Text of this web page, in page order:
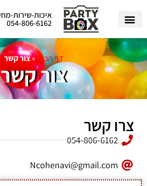
איכות-שירות-
054-806-6162
דף הבית»צור קשר
צור קשר
צרו קשר
054-806-6162
Ncohenavi@gmail.com